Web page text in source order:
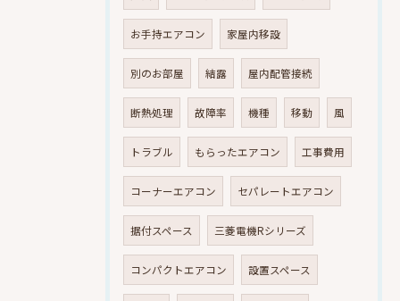
お手持エアコン 家屋内移設
別のお部屋 結露 屋内配管接続
断熱処理 故障率 機種 移動 風
トラブル もらったエアコン 工事費用
コーナーエアコン セパレートエアコン
据付スペース 三菱電機Rシリーズ
コンパクトエアコン 設置スペース